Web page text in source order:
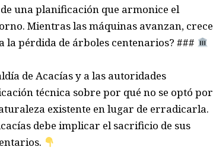
una planificación que armonice el
Mientras las máquinas avanzan, crece
pérdida de árboles centenarios? ###
de Acacías y a las autoridades
técnica sobre por qué no se optó por
existente en lugar de erradicarla.
debe implicar el sacrificio de sus